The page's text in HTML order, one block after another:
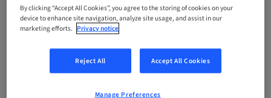
Anthogyr_FORM_AD_GALOUP_2026_2
Seats availability
0 available
By clicking “Accept All Cookies”, you agree to the storing of cookies on your
device to enhance site navigation, analyze site usage, and assist in our
marketing efforts. Privacy notice
Reject All Accept All Cookies
Manage Preferences